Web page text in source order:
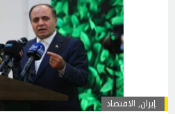
إيران, الاقتصاد